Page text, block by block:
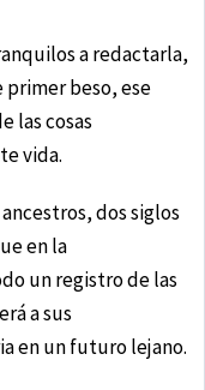
a redactarla,
primer beso, ese
las cosas
vida.
dos siglos
en la
un registro de las
a sus
en un futuro lejano.